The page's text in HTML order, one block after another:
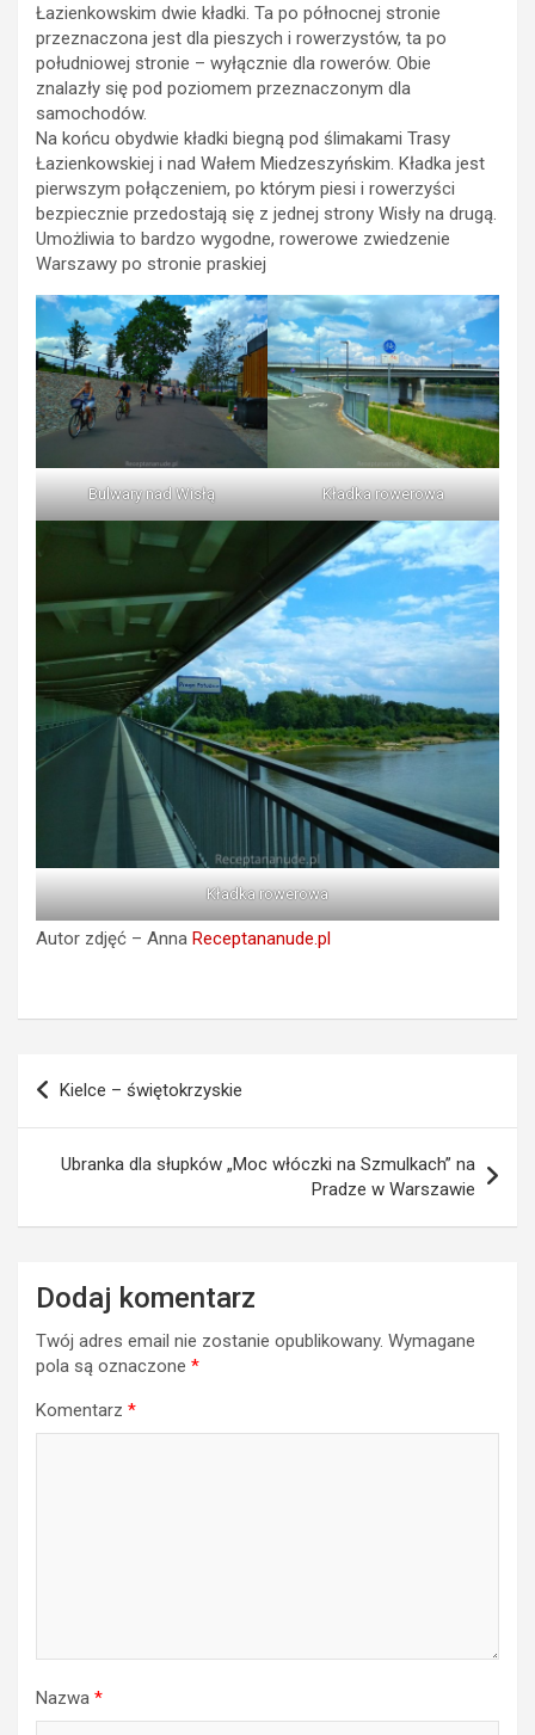
Łazienkowskim dwie kładki. Ta po północnej stronie
przeznaczona jest dla pieszych i rowerzystów, ta po
południowej stronie – wyłącznie dla rowerów. Obie
znalazły się pod poziomem przeznaczonym dla
samochodów.
Na końcu obydwie kładki biegną pod ślimakami Trasy
Łazienkowskiej i nad Wałem Miedzeszyńskim. Kładka jest
pierwszym połączeniem, po którym piesi i rowerzyści
bezpiecznie przedostają się z jednej strony Wisły na drugą.
Umożliwia to bardzo wygodne, rowerowe zwiedzenie
Warszawy po stronie praskiej
Bulwary nad Wisłą Kładka rowerowa
Kładka rowerowa
Autor zdjęć – Anna Receptananude.pl
Nawigacja
wpisu
Kielce – świętokrzyskie
Ubranka dla słupków „Moc włóczki na Szmulkach” na
Pradze w Warszawie
Dodaj komentarz
Twój adres email nie zostanie opublikowany. Wymagane
pola są oznaczone *
Komentarz *
Nazwa *